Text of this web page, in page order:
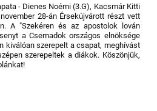
- Dienes Noémi (3.G), Kacsmár Kitti
28-án Érsekújvárott részt vett
A "Szekéren és az apostolok lován
a Csemadok országos elnöksége
kiválóan szerepelt a csapat, meghívást
szerepeltek a diákok. Köszönjük,